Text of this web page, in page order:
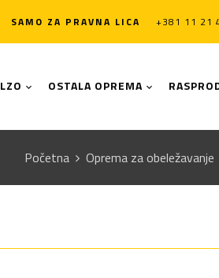
SAMO ZA PRAVNA LICA +381 11 21
LZO OSTALA OPREMA
Početna Oprema za obeležavanje